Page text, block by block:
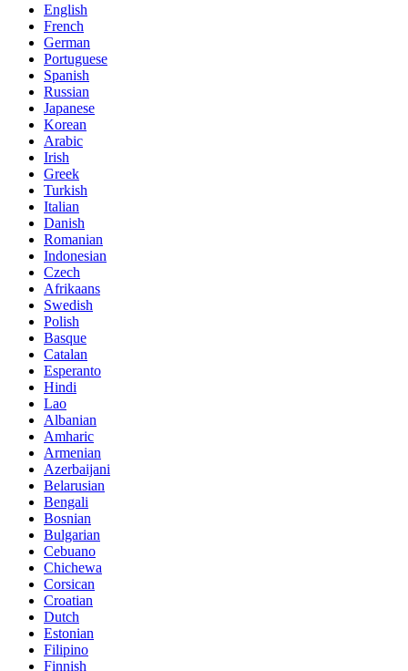
English
French
German
Portuguese
Spanish
Russian
Japanese
Korean
Arabic
Irish
Greek
Turkish
Italian
Danish
Romanian
Indonesian
Czech
Afrikaans
Swedish
Polish
Basque
Catalan
Esperanto
Hindi
Lao
Albanian
Amharic
Armenian
Azerbaijani
Belarusian
Bengali
Bosnian
Bulgarian
Cebuano
Chichewa
Corsican
Croatian
Dutch
Estonian
Filipino
Finnish